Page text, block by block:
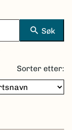
search Søk
Sorter etter: